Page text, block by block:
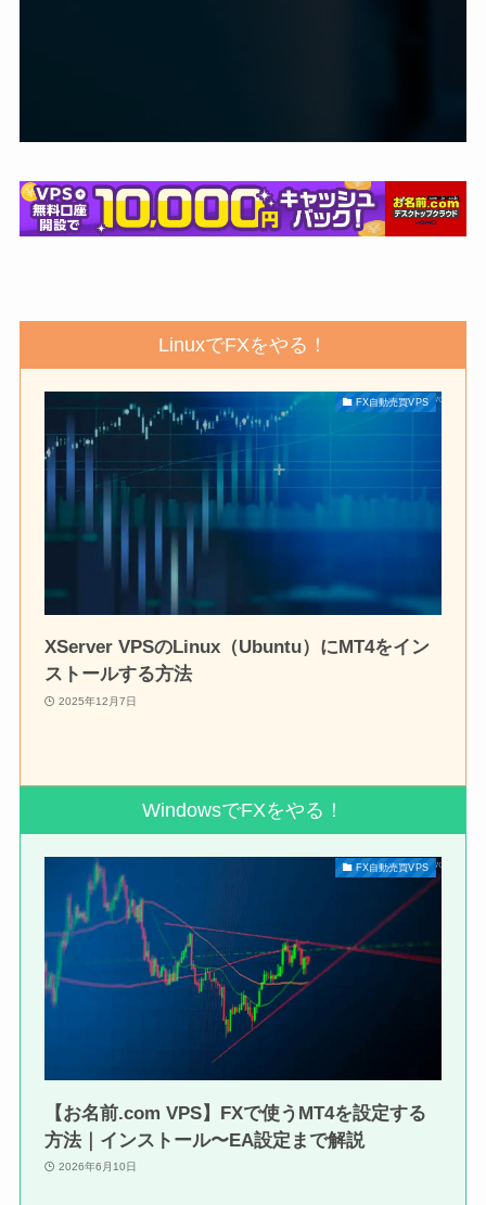
LinuxでFXをやる！
FX自動売買VPS
XServer VPSのLinux（Ubuntu）にMT4をイン
ストールする方法
2025年12月7日
WindowsでFXをやる！
FX自動売買VPS
【お名前.com VPS】FXで使うMT4を設定する
方法｜インストール〜EA設定まで解説
2026年6月10日